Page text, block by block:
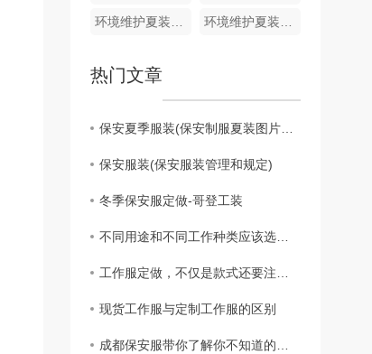
环境维护夏装HJ010 环境维护夏装HJ009
热门文章
保安夏季服装(保安制服夏装图片大全)
保安服装(保安服装管理和规定)
冬季保安服定做-哥登工装
不同用途和不同工作种类应该选择哪类纯棉工作服合适呢?
工作服定做，不仅是款式还要注意面料 颜色 细节方面的搭配！
现货工作服与定制工作服的区别
成都保安服带你了解你不知道的保安服面料小知识